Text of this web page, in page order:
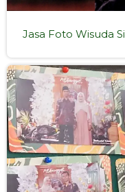
Jasa Foto Wisuda